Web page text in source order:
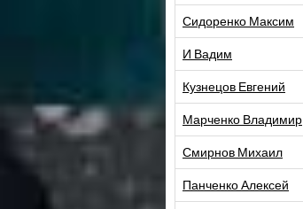
Сидоренко Максим
И Вадим
Кузнецов Евгений
Марченко Владимир
Смирнов Михаил
Панченко Алексей